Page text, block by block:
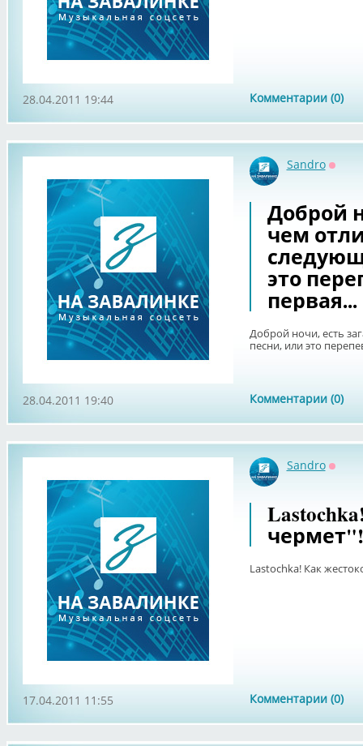
Комментарии (0)
28.04.2011 19:44
Sandro
Доброй
чем
это
первая...
Доброй ночи, есть
песни, или это
Комментарии (0)
28.04.2011 19:40
Sandro
чермет"!
Lastochka! Как
Комментарии (0)
17.04.2011 11:55